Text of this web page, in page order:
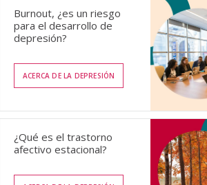
Burnout, ¿es un riesgo
para el desarrollo de
depresión?
ACERCA DE LA DEPRESIÓN
¿Qué es el trastorno
afectivo estacional?